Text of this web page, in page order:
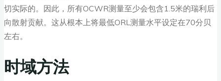
切实际的。因此，所有OCWR测量至少会包含1.5米的瑞利后
向散射贡献。这从根本上将最低ORL测量水平设定在70分贝
左右。
时域方法